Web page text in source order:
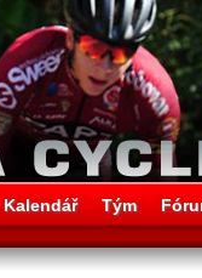
Kalendář Tým